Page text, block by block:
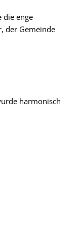
die enge
der Gemeinde
harmonisch